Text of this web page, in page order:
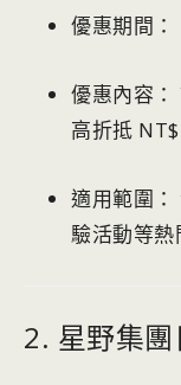
優惠期間
優惠內容
高折抵
適用範圍
驗活動等熱
2. 星野集